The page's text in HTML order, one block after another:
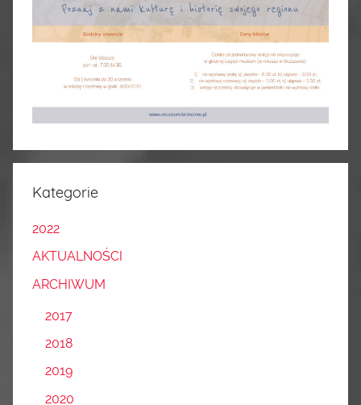
Kategorie
2022
AKTUALNOŚCI
ARCHIWUM
2017
2018
2019
2020